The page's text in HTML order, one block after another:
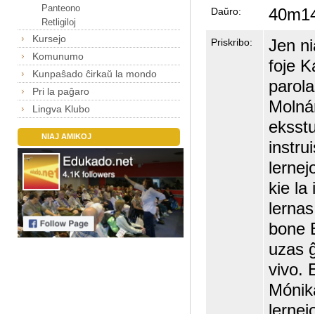
Panteono
Retligiloj
Kursejo
Komunumo
Kunpaŝado ĉirkaŭ la mondo
Pri la paĝaro
Lingva Klubo
NIAJ AMIKOJ
Daŭro:
Priskribo:
Jen
foje
kie la
bone
uzas
vivo.